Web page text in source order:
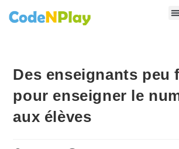
Des enseignants peu
pour enseigner le
aux élèves